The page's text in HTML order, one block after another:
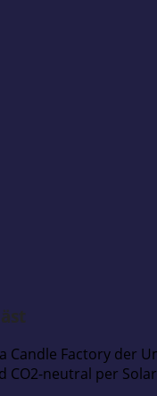
Candle Factory der
neutral per